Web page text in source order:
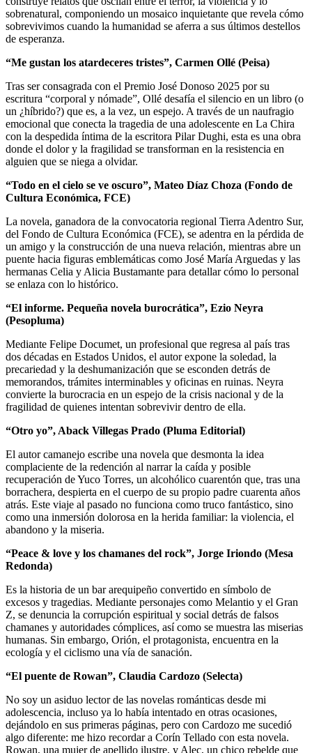
sobrenatural, componiendo un mosaico inquietante que revela cómo
sobrevivimos cuando la humanidad se aferra a sus últimos destellos
de esperanza.
“Me gustan los atardeceres tristes”, Carmen Ollé (Peisa)
Tras ser consagrada con el Premio José Donoso 2025 por su
escritura “corporal y nómade”, Ollé desafía el silencio en un libro (o
un ¿híbrido?) que es, a la vez, un espejo. A través de un naufragio
emocional que conecta la tragedia de una adolescente en La Chira
con la despedida íntima de la escritora Pilar Dughi, esta es una obra
donde el dolor y la fragilidad se transforman en la resistencia en
alguien que se niega a olvidar.
“Todo en el cielo se ve oscuro”, Mateo Díaz Choza (Fondo de
Cultura Económica, FCE)
La novela, ganadora de la convocatoria regional Tierra Adentro Sur,
del Fondo de Cultura Económica (FCE), se adentra en la pérdida de
un amigo y la construcción de una nueva relación, mientras abre un
puente hacia figuras emblemáticas como José María Arguedas y las
hermanas Celia y Alicia Bustamante para detallar cómo lo personal
se enlaza con lo histórico.
“El informe. Pequeña novela burocrática”, Ezio Neyra
(Pesopluma)
Mediante Felipe Documet, un profesional que regresa al país tras
dos décadas en Estados Unidos, el autor expone la soledad, la
precariedad y la deshumanización que se esconden detrás de
memorandos, trámites interminables y oficinas en ruinas. Neyra
convierte la burocracia en un espejo de la crisis nacional y de la
fragilidad de quienes intentan sobrevivir dentro de ella.
“Otro yo”, Aback Villegas Prado (Pluma Editorial)
El autor camanejo escribe una novela que desmonta la idea
complaciente de la redención al narrar la caída y posible
recuperación de Yuco Torres, un alcohólico cuarentón que, tras una
borrachera, despierta en el cuerpo de su propio padre cuarenta años
atrás. Este viaje al pasado no funciona como truco fantástico, sino
como una inmersión dolorosa en la herida familiar: la violencia, el
abandono y la miseria.
“Peace & love y los chamanes del rock”, Jorge Iriondo (Mesa
Redonda)
Es la historia de un bar arequipeño convertido en símbolo de
excesos y tragedias. Mediante personajes como Melantio y el Gran
Z, se denuncia la corrupción espiritual y social detrás de falsos
chamanes y autoridades cómplices, así como se muestra las miserias
humanas. Sin embargo, Orión, el protagonista, encuentra en la
ecología y el ciclismo una vía de sanación.
“El puente de Rowan”, Claudia Cardozo (Selecta)
No soy un asiduo lector de las novelas románticas desde mi
adolescencia, incluso ya lo había intentado en otras ocasiones,
dejándolo en sus primeras páginas, pero con Cardozo me sucedió
algo diferente: me hizo recordar a Corín Tellado con esta novela.
Rowan, una mujer de apellido ilustre, y Alec, un chico rebelde que